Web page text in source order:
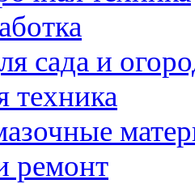
сада и
техника
ремонт